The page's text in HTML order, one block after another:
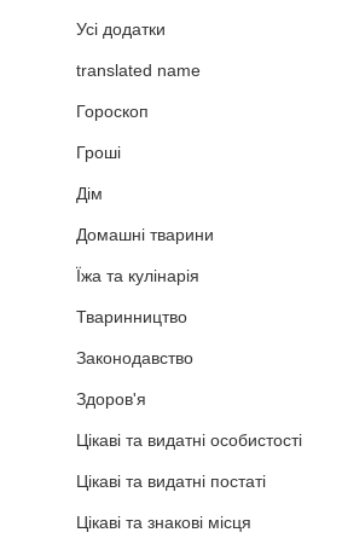
Усі додатки
translated name
Гороскоп
Гроші
Дім
Домашні тварини
Їжа та кулінарія
Тваринництво
Законодавство
Здоров'я
Цікаві та видатні особистості
Цікаві та видатні постаті
Цікаві та знакові місця